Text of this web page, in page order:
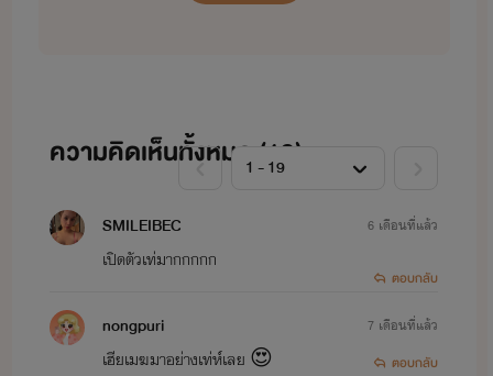
เอวา & เดล >>>รักร้าย ลูกสาวมาเฟีย 《เอวา...ยัยเลสเบี้ยนตัวร้าย》
บัว & ธาม >>>
ภิณ & รัณย์ >>>
You're my baby. ตื้อรักลุงจอมโหด
ความคิดเห็นทั้งหมด (19)
SMILEIBEC
เปิดตัวเท่มากกกกก
6 เดือนที่แล้ว
ตอบกลับ
nongpuri
เฮียเมฆมาอย่างเท่ห์เลย 😍
7 เดือนที่แล้ว
ตอบกลับ